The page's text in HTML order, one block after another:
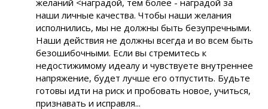
желаний <наградой, тем более - наградой за
наши личные качества. Чтобы наши желания
исполнились, мы не должны быть безупречными.
Наши действия не должны всегда и во всем быть
безошибочными. Если вы стремитесь к
недостижимому идеалу и чувствуете внутреннее
напряжение, будет лучше его отпустить. Будьте
готовы идти на риск и пробовать новое, учиться,
признавать и исправля...